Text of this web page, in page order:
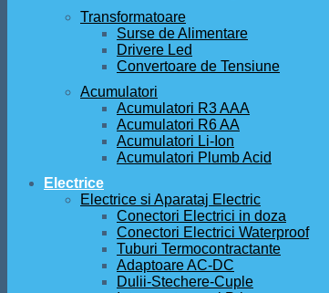
Transformatoare
Surse de Alimentare
Drivere Led
Convertoare de Tensiune
Acumulatori
Acumulatori R3 AAA
Acumulatori R6 AA
Acumulatori Li-Ion
Acumulatori Plumb Acid
Electrice
Electrice si Aparataj Electric
Conectori Electrici in doza
Conectori Electrici Waterproof
Tuburi Termocontractante
Adaptoare AC-DC
Dulii-Stechere-Cuple